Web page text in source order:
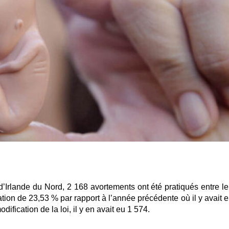
du Nord, 2 168 avortements ont été pratiqués entre
de 23,53 % par rapport à l’année précédente où il y avait
de la loi, il y en avait eu 1 574.